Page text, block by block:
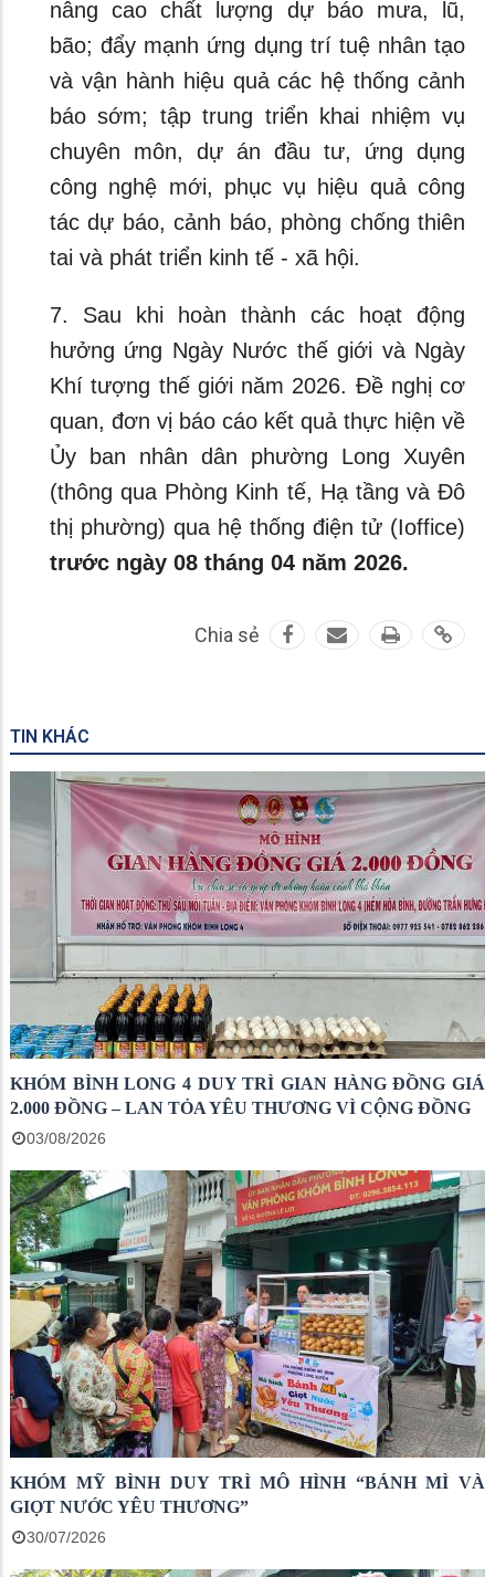
nâng cao chất lượng dự báo mưa, lũ,
bão; đẩy mạnh ứng dụng trí tuệ nhân tạo
và vận hành hiệu quả các hệ thống cảnh
báo sớm; tập trung triển khai nhiệm vụ
chuyên môn, dự án đầu tư, ứng dụng
công nghệ mới, phục vụ hiệu quả công
tác dự báo, cảnh báo, phòng chống thiên
tai và phát triển kinh tế - xã hội.
7. Sau khi hoàn thành các hoạt động
hưởng ứng Ngày Nước thế giới và Ngày
Khí tượng thế giới năm 2026. Đề nghị cơ
quan, đơn vị báo cáo kết quả thực hiện về
Ủy ban nhân dân phường Long Xuyên
(thông qua Phòng Kinh tế, Hạ tầng và Đô
thị phường) qua hệ thống điện tử (Ioffice)
trước ngày 08 tháng 04 năm 2026.
Chia sẻ
TIN KHÁC
KHÓM BÌNH LONG 4 DUY TRÌ GIAN HÀNG ĐỒNG GIÁ
2.000 ĐỒNG – LAN TỎA YÊU THƯƠNG VÌ CỘNG ĐỒNG
03/08/2026
KHÓM MỸ BÌNH DUY TRÌ MÔ HÌNH “BÁNH MÌ VÀ
GIỌT NƯỚC YÊU THƯƠNG”
30/07/2026